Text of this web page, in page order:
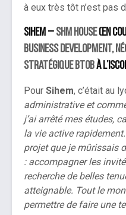
à eux très tôt n’est pas
Sihem – SHM HOUSE(en
Business Development,
Stratégique BtoBà
Pour Sihem, c’était au
administrative et
j’ai arrêté mes études,
la vie active
projet que je mûrissais
: accompagner les
recherche de belles
atteignable. Tout le
permettre de faire une